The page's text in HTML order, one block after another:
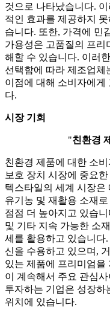
것으로 나타났습니다.
적인 효과를 제공하지
습니다. 또한, 가격에 민
가용성은 고품질의 프리
해할 수 있습니다. 이러
선택함에 따라 제조업체
이점에 대해 소비자에게
다.
시장 기회
"친환경
친환경 제품에 대한 소
보호 장치 시장에 중요
텍스타일의 세계 시장은
유기농 및 재활용 소재
점점 더 높아지고 있습
및 기타 지속 가능한 소
세를 활용하고 있습니다
신을 수용하고 있으며,
있는 제품에 프리미엄을
이 계속해서 주요 관심
투자하는 기업은 성장하
위치에 있습니다.